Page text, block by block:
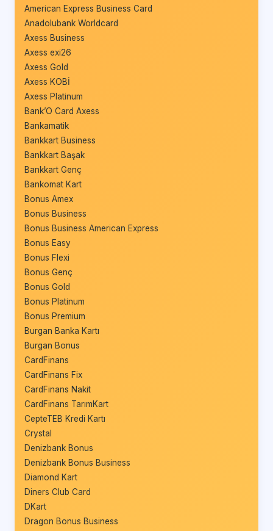
American Express Business Card
Anadolubank Worldcard
Axess Business
Axess exi26
Axess Gold
Axess KOBİ
Axess Platinum
Bank’O Card Axess
Bankamatik
Bankkart Business
Bankkart Başak
Bankkart Genç
Bankomat Kart
Bonus Amex
Bonus Business
Bonus Business American Express
Bonus Easy
Bonus Flexi
Bonus Genç
Bonus Gold
Bonus Platinum
Bonus Premium
Burgan Banka Kartı
Burgan Bonus
CardFinans
CardFinans Fix
CardFinans Nakit
CardFinans TarımKart
CepteTEB Kredi Kartı
Crystal
Denizbank Bonus
Denizbank Bonus Business
Diamond Kart
Diners Club Card
DKart
Dragon Bonus Business